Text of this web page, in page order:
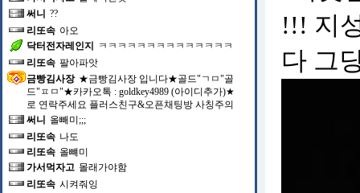
써니 ??
리또속 아오
닥터전자레인지
ㅋㅋㅋㅋㅋㅋㅋㅋㅋㅋㅋㅋㅋㅋ
리또속 팔아파앗
금빵김사장 ★금빵김사장 입니다★골드"ㄱㅁ"골
드"ㅍㅁ"★카카오톡 : goldkey4989 (아이디추가)★
로 연락주세요 플러스친구&오픈채팅방 사칭주의
써니
올빼미;;;
리또속 나도
리또속 올뺴미
가서먹자고 몰래가야함
리또속 시켜줘잉
!!! 지
다 그